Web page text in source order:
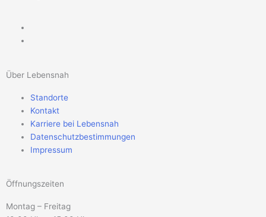
Über Lebensnah
Standorte
Kontakt
Karriere bei Lebensnah
Datenschutzbestimmungen
Impressum
Öffnungszeiten
Montag – Freitag